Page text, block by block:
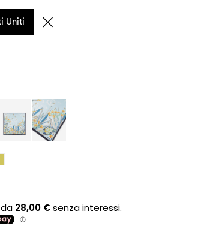
Uniti
spedizioni saranno gestiti a partire dal 17 agosto.